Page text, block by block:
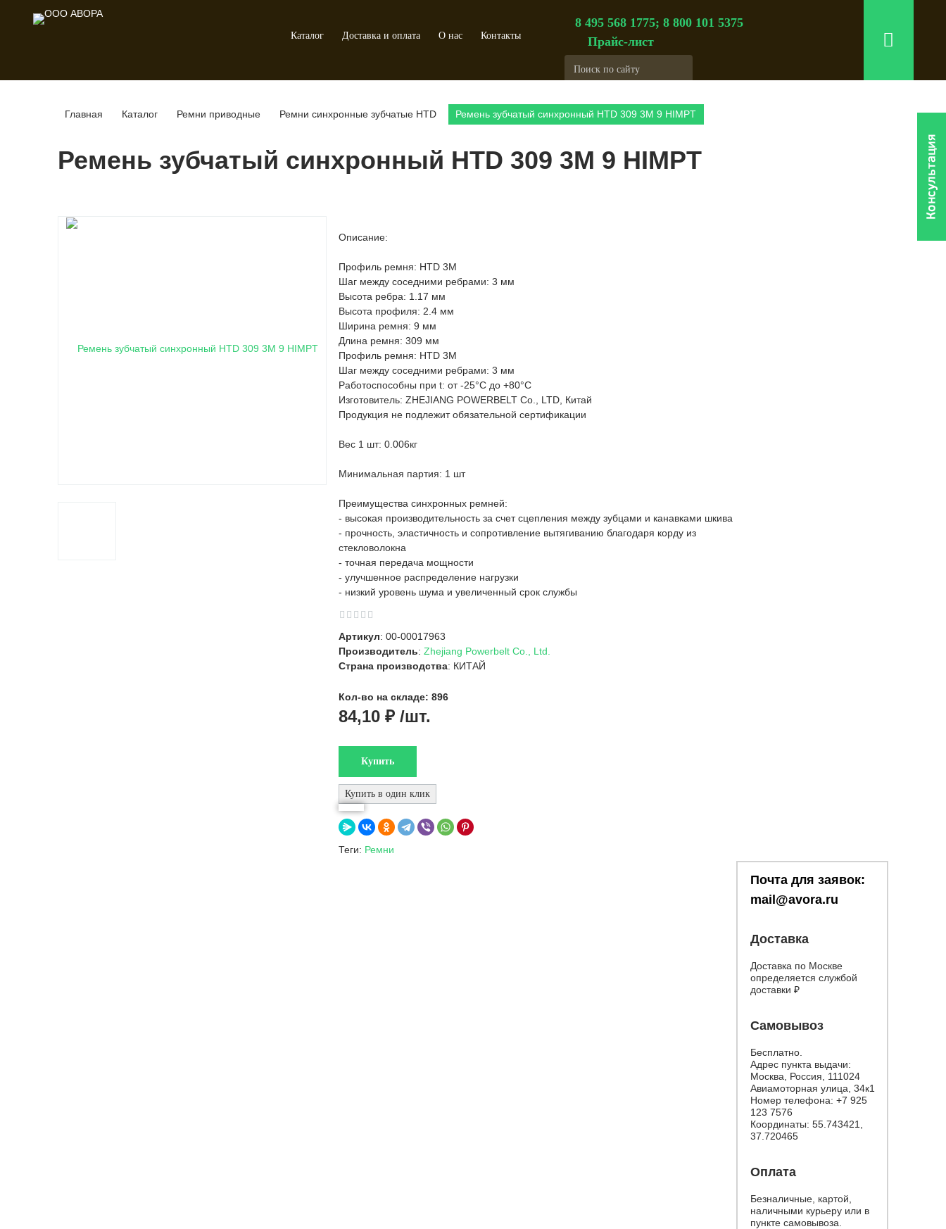
Каталог Доставка и оплата О нас Контакты
8 495 568 1775; 8 800 101 5375
Прайс-лист
Главная Каталог Ремни приводные Ремни синхронные зубчатые HTD Ремень зубчатый синхронный HTD 309 3М 9 HIMPT
Ремень зубчатый синхронный HTD 309 3М 9 HIMPT
Описание:
Профиль ремня: HTD 3M
Шаг между соседними ребрами: 3 мм
Высота ребра: 1.17 мм
Высота профиля: 2.4 мм
Ширина ремня: 9 мм
Длина ремня: 309 мм
Профиль ремня: HTD 3M
Шаг между соседними ребрами: 3 мм
Работоспособны при t: от -25°C до +80°C
Изготовитель: ZHEJIANG POWERBELT Co., LTD, Китай
Продукция не подлежит обязательной сертификации
Вес 1 шт: 0.006кг
Минимальная партия: 1 шт
Преимущества синхронных ремней:
- высокая производительность за счет сцепления между зубцами и канавками шкива
- прочность, эластичность и сопротивление вытягиванию благодаря корду из
стекловолокна
- точная передача мощности
- улучшенное распределение нагрузки
- низкий уровень шума и увеличенный срок службы
Артикул: 00-00017963
Производитель: Zhejiang Powerbelt Co., Ltd.
Страна производства: КИТАЙ
Кол-во на складе: 896
84,10 ₽ /шт.
Теги: Ремни
Почта для заявок:
mail@avora.ru
Доставка
Доставка по Москве
определяется службой
доставки ₽
Самовывоз
Бесплатно.
Адрес пункта выдачи:
Москва, Россия, 111024
Авиамоторная улица, 34к1
Номер телефона: +7 925
123 7576
Координаты: 55.743421,
37.720465
Оплата
Безналичные, картой,
наличными курьеру или в
пункте самовывоза.